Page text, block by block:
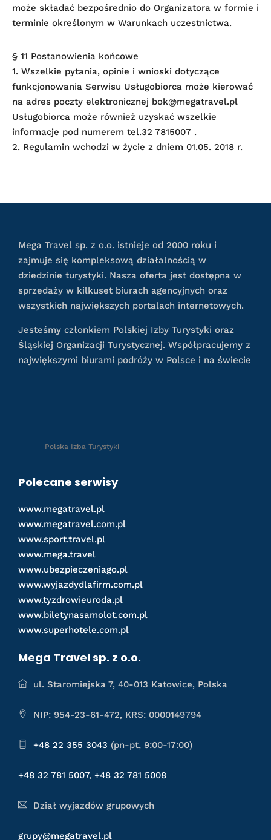
może składać bezpośrednio do Organizatora w formie i
terminie określonym w Warunkach uczestnictwa.
§ 11 Postanowienia końcowe
1. Wszelkie pytania, opinie i wnioski dotyczące
funkcjonowania Serwisu Usługobiorca może kierować
na adres poczty elektronicznej bok@megatravel.pl
Usługobiorca może również uzyskać wszelkie
informacje pod numerem tel.32 7815007 .
2. Regulamin wchodzi w życie z dniem 01.05. 2018 r.
Mega Travel sp. z o.o. istnieje od 2000 roku i
zajmuje się kompleksową działalnością w
dziedzinie turystyki. Nasza oferta jest dostępna w
sprzedaży w kilkuset biurach agencyjnych oraz
wszystkich największych portalach internetowych.
Jesteśmy członkiem Polskiej Izby Turystyki oraz
Śląskiej Organizacji Turystycznej. Współpracujemy z
największymi biurami podróży w Polsce i na świecie
Polska Izba Turystyki
Polecane serwisy
www.megatravel.pl
www.megatravel.com.pl
www.sport.travel.pl
www.mega.travel
www.ubezpieczeniago.pl
www.wyjazdydlafirm.com.pl
www.tyzdrowieuroda.pl
www.biletynasamolot.com.pl
www.superhotele.com.pl
Mega Travel sp. z o.o.
ul. Staromiejska 7, 40-013 Katowice, Polska
NIP: 954-23-61-472, KRS: 0000149794
+48 22 355 3043 (pn-pt, 9:00-17:00)
+48 32 781 5007, +48 32 781 5008
Dział wyjazdów grupowych
grupy@megatravel.pl